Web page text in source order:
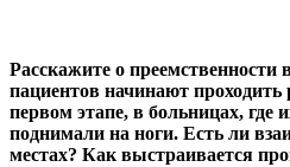
Расскажите о
пациентов начинают
первом этапе, в больницах, где
поднимали на ноги. Есть ли
местах? Как выстраивается